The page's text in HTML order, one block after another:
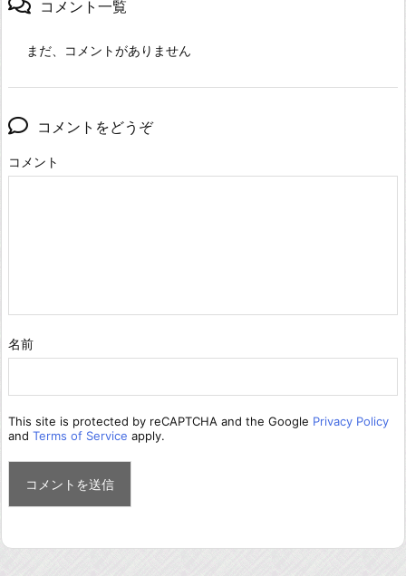
コメント一覧
まだ、コメントがありません
コメントをどうぞ
コメント
名前
This site is protected by reCAPTCHA and the Google Privacy Policy
and Terms of Service apply.